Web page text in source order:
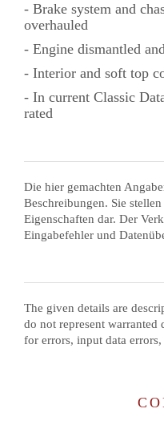
- Brake system and
overhauled
- Engine dismantled
- Interior and soft top
- In current Classic
rated
Die hier gemachten
Beschreibungen. Sie
Eigenschaften dar. Der
Eingabefehler und
The given details are
do not represent
for errors, input data